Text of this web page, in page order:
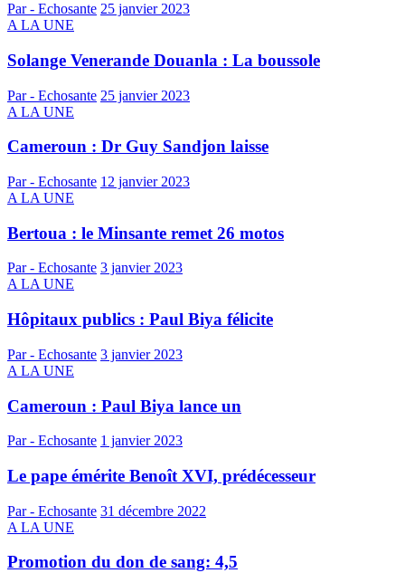
Par - Echosante 25 janvier 2023
A LA UNE
Solange Venerande Douanla : La boussole
Par - Echosante 25 janvier 2023
A LA UNE
Cameroun : Dr Guy Sandjon laisse
Par - Echosante 12 janvier 2023
A LA UNE
Bertoua : le Minsante remet 26 motos
Par - Echosante 3 janvier 2023
A LA UNE
Hôpitaux publics : Paul Biya félicite
Par - Echosante 3 janvier 2023
A LA UNE
Cameroun : Paul Biya lance un
Par - Echosante 1 janvier 2023
Le pape émérite Benoît XVI, prédécesseur
Par - Echosante 31 décembre 2022
A LA UNE
Promotion du don de sang: 4,5